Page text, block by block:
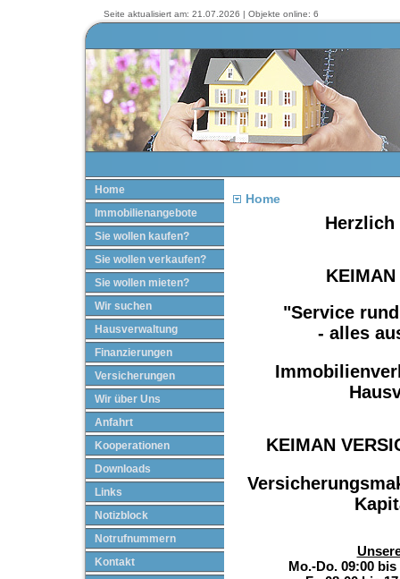
Seite aktualisiert am: 21.07.2026 | Objekte online: 6
Home
Immobilienangebote
Sie wollen kaufen?
Sie wollen verkaufen?
Sie wollen mieten?
Wir suchen
Hausverwaltung
Finanzierungen
Versicherungen
Wir über Uns
Anfahrt
Kooperationen
Downloads
Links
Notizblock
Notrufnummern
Kontakt
Home
"Service
- alles
KEIMAN
Mo.-Do. 09:00